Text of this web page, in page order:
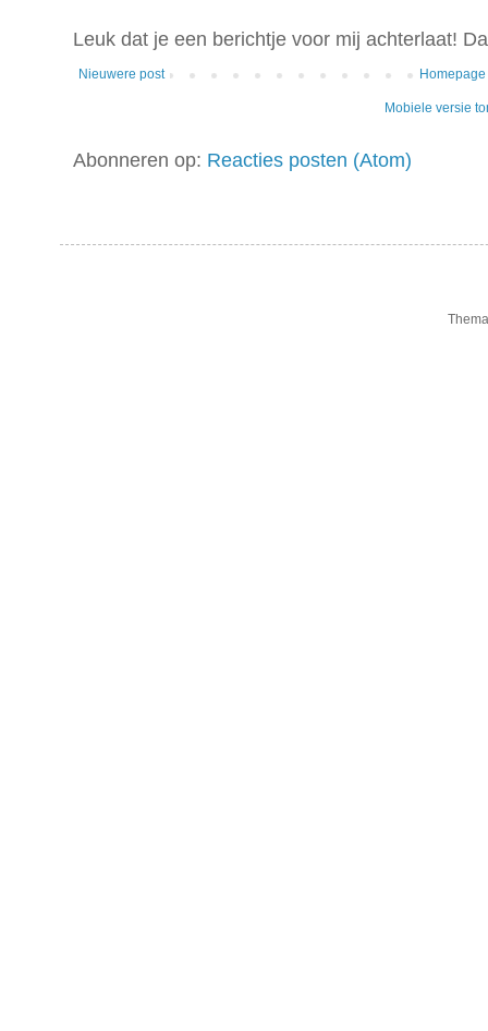
Leuk dat je een berichtje voor mij achterlaat!
Nieuwere post Homepage
Mobiele versie
Abonneren op: Reacties posten (Atom)